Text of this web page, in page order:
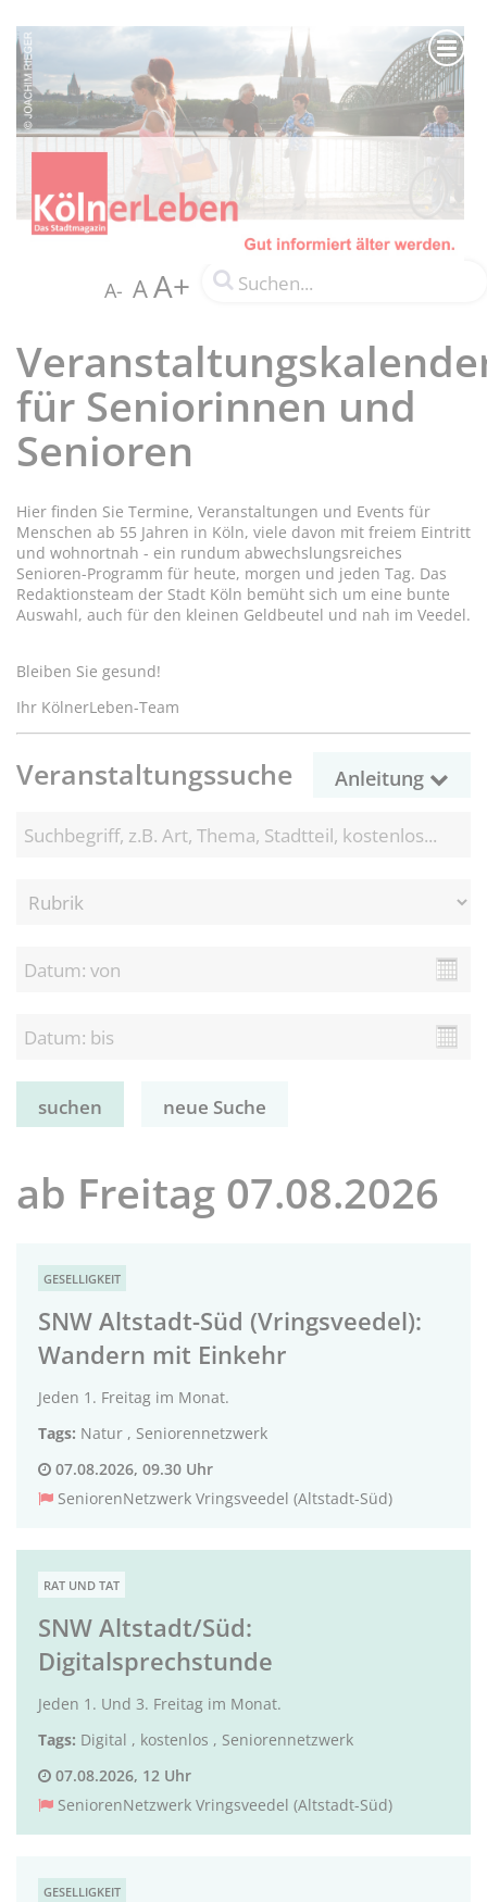
A- AA+
für Seniorinnen und
Senioren
Hier finden Sie Termine, Veranstaltungen und Events für
Menschen ab 55 Jahren in Köln, viele davon mit freiem Eintritt
und wohnortnah - ein rundum abwechslungsreiches
Senioren-Programm für heute, morgen und jeden Tag. Das
Redaktionsteam der Stadt Köln bemüht sich um eine bunte
Auswahl, auch für den kleinen Geldbeutel und nah im Veedel.
Bleiben Sie gesund!
Ihr KölnerLeben-Team
Veranstaltungssuche Anleitung
neue Suche
ab Freitag 07.08.2026
GESELLIGKEIT
SNW Altstadt-Süd (Vringsveedel):
Wandern mit Einkehr
Jeden 1. Freitag im Monat.
Tags: Natur , Seniorennetzwerk
07.08.2026, 09.30 Uhr
SeniorenNetzwerk Vringsveedel (Altstadt-Süd)
RAT UND TAT
SNW Altstadt/Süd:
Digitalsprechstunde
Jeden 1. Und 3. Freitag im Monat.
Tags: Digital , kostenlos , Seniorennetzwerk
07.08.2026, 12 Uhr
SeniorenNetzwerk Vringsveedel (Altstadt-Süd)
GESELLIGKEIT